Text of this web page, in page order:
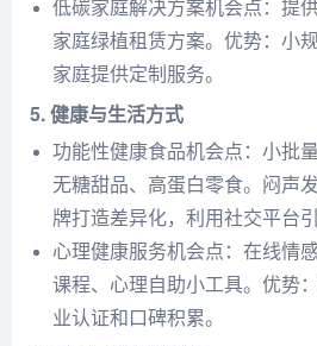
低碳家庭解决方案机会点：提
家庭绿植租赁方案。优势：小
家庭提供定制服务。
5. 健康与生活方式
功能性健康食品机会点：小批
无糖甜品、高蛋白零食。闷声
牌打造差异化，利用社交平台引
心理健康服务机会点：在线情
课程、心理自助小工具。优势
业认证和口碑积累。